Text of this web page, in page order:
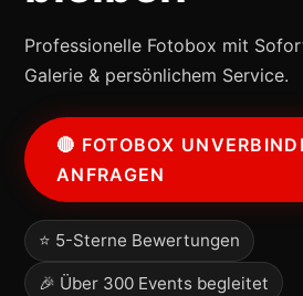
Professionelle Fotobox mit
Galerie & persönlichem Service.
🔴 FOTOBOX
ANFRAGEN
⭐ 5-Sterne Bewertungen
🎉 Über 300 Events begleitet